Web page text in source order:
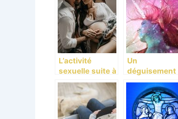
chez l’enfant!
L’activité
sexuelle suite à
un
accouchement
: Trouvez le
guide ici
Un
déguisement
parfait de
licorne pour
votre enfant